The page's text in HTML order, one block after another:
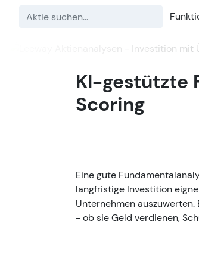
KI-gestützte
Scoring
Eine gute
langfristige Investition
Unternehmen
- ob sie Geld verdienen,